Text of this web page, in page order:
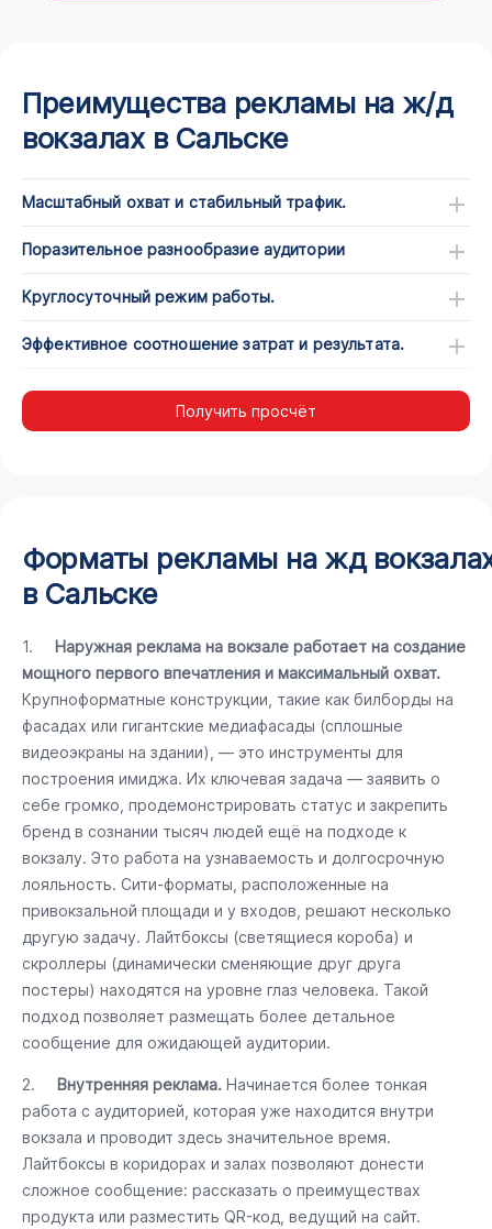
Преимущества рекламы на ж/д
вокзалах в Сальске
Масштабный охват и стабильный трафик.
Поразительное разнообразие аудитории
Круглосуточный режим работы.
Эффективное соотношение затрат и результата.
Получить просчёт
Форматы рекламы на жд
в Сальске
1. Наружная реклама на вокзале работает на создание
мощного первого впечатления и максимальный охват.
Крупноформатные конструкции, такие как билборды на
фасадах или гигантские медиафасады (сплошные
видеоэкраны на здании), — это инструменты для
построения имиджа. Их ключевая задача — заявить о
себе громко, продемонстрировать статус и закрепить
бренд в сознании тысяч людей ещё на подходе к
вокзалу. Это работа на узнаваемость и долгосрочную
лояльность. Сити-форматы, расположенные на
привокзальной площади и у входов, решают несколько
другую задачу. Лайтбоксы (светящиеся короба) и
скроллеры (динамически сменяющие друг друга
постеры) находятся на уровне глаз человека. Такой
подход позволяет размещать более детальное
сообщение для ожидающей аудитории.
2. Внутренняя реклама. Начинается более тонкая
работа с аудиторией, которая уже находится внутри
вокзала и проводит здесь значительное время.
Лайтбоксы в коридорах и залах позволяют донести
сложное сообщение: рассказать о преимуществах
продукта или разместить QR-код, ведущий на сайт.